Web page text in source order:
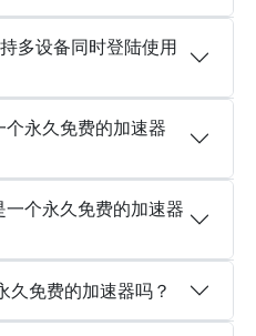
多设备同时登陆使用
永久免费的加速器
个永久免费的加速器
久免费的加速器吗？